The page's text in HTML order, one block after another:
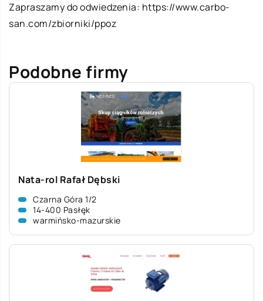
Zapraszamy do odwiedzenia: https://www.carbo-
san.com/zbiorniki/ppoz
Podobne firmy
Nata-rol Rafał Dębski
Czarna Góra 1/2
14-400 Pasłęk
warmińsko-mazurskie